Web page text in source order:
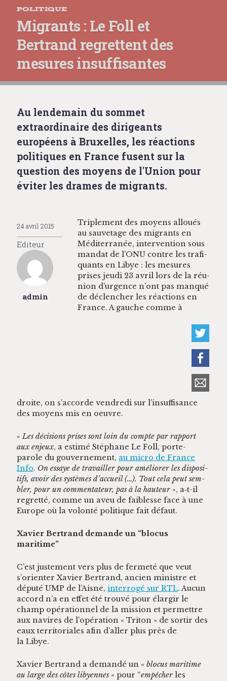
POLITIQUE
Migrants : Le Foll et
Bertrand regrettent des
mesures insuffisantes
Au lendemain du sommet
extraordinaire des dirigeants
européens à Bruxelles, les réactions
politiques en France fusent sur la
question des moyens de l'Union pour
éviter les drames de migrants.
24 avril 2015
Editeur
admin
Triple­ment des moyens alloués
au sauve­tage des migrants en
Méditer­ranée, inter­ven­tion sous
man­dat de l’ONU con­tre les trafi­
quants en Libye : les mesures
pris­es jeu­di 23 avril lors de la réu­
nion d’urgence n’ont pas man­qué
de déclencher les réac­tions en
France. A gauche comme à
droite, on s’accorde ven­dre­di sur l’insuffisance
des moyens mis en oeuvre.
« Les déci­sions pris­es sont loin du compte par rap­port
aux enjeux, a estimé Stéphane Le Foll, porte-
parole du gou­verne­ment, au micro de France
Info. On essaye de tra­vailler pour amélior­er les dis­posi­
tifs, avoir des sys­tèmes d’accueil (…). Tout cela peut sem­
bler, pour un com­men­ta­teur, pas à la hau­teur », a‑t-il
regret­té, comme un aveu de faib­lesse face à une
Europe où la volon­té poli­tique fait défaut.
Xavier Bertrand demande un “blo­cus
maritime”
C’est juste­ment vers plus de fer­meté que veut
s’orienter Xavier Bertrand, ancien min­istre et
député UMP de l’Aisne,inter­rogé sur RTL. Aucun
accord n’a en effet été trou­vé pour élargir le
champ opéra­tionnel de la mis­sion et per­me­t­tre
aux navires de l’opéra­tion « Tri­ton » de sor­tir des
eaux ter­ri­to­ri­ales afin d’aller plus près de
la Libye.
Xavier Bertrand a demandé un «blo­cus mar­itime
au large des côtes libyennes » pour “empêch­er les